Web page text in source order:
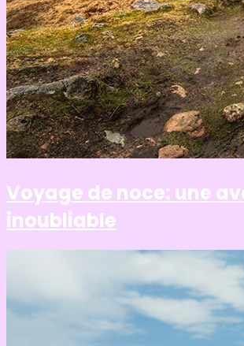
Voyage de noce: une
inoubliable